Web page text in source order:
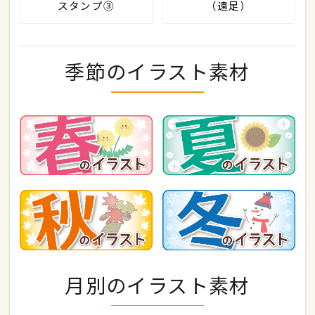
スタンプ③ （遠足）
季節のイラスト素材
月別のイラスト素材